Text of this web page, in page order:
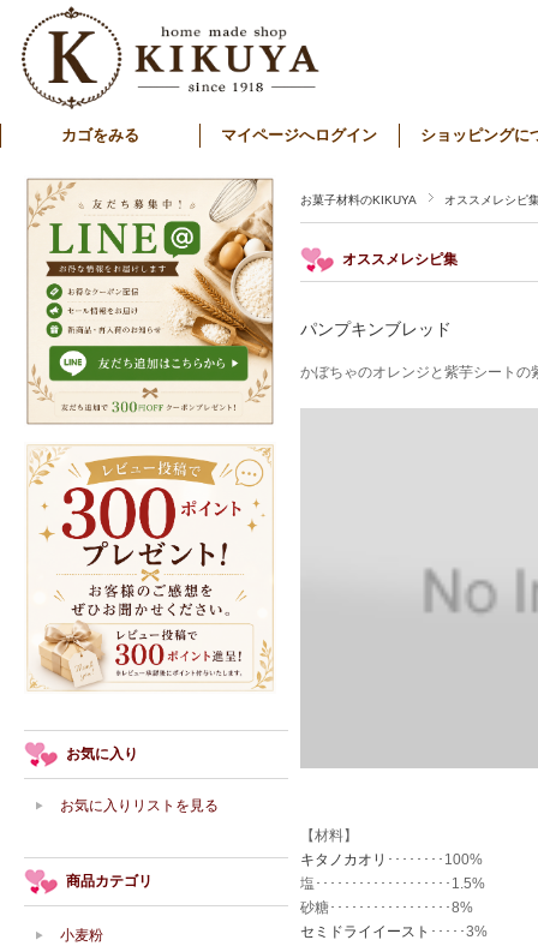
カゴをみる マイページへログイン ショッピングに
お菓子材料のKIKUYA オススメレシピ
オススメレシピ集
パンプキンブレッド
かぼちゃのオレンジと紫芋シート
【材料】
キタノカオリ ････････100%
塩･･･････････････････1.5%
砂糖･････････････････8%
セミドライイースト ･････3%
お気に入り
お気に入りリストを見る
商品カテゴリ
小麦粉